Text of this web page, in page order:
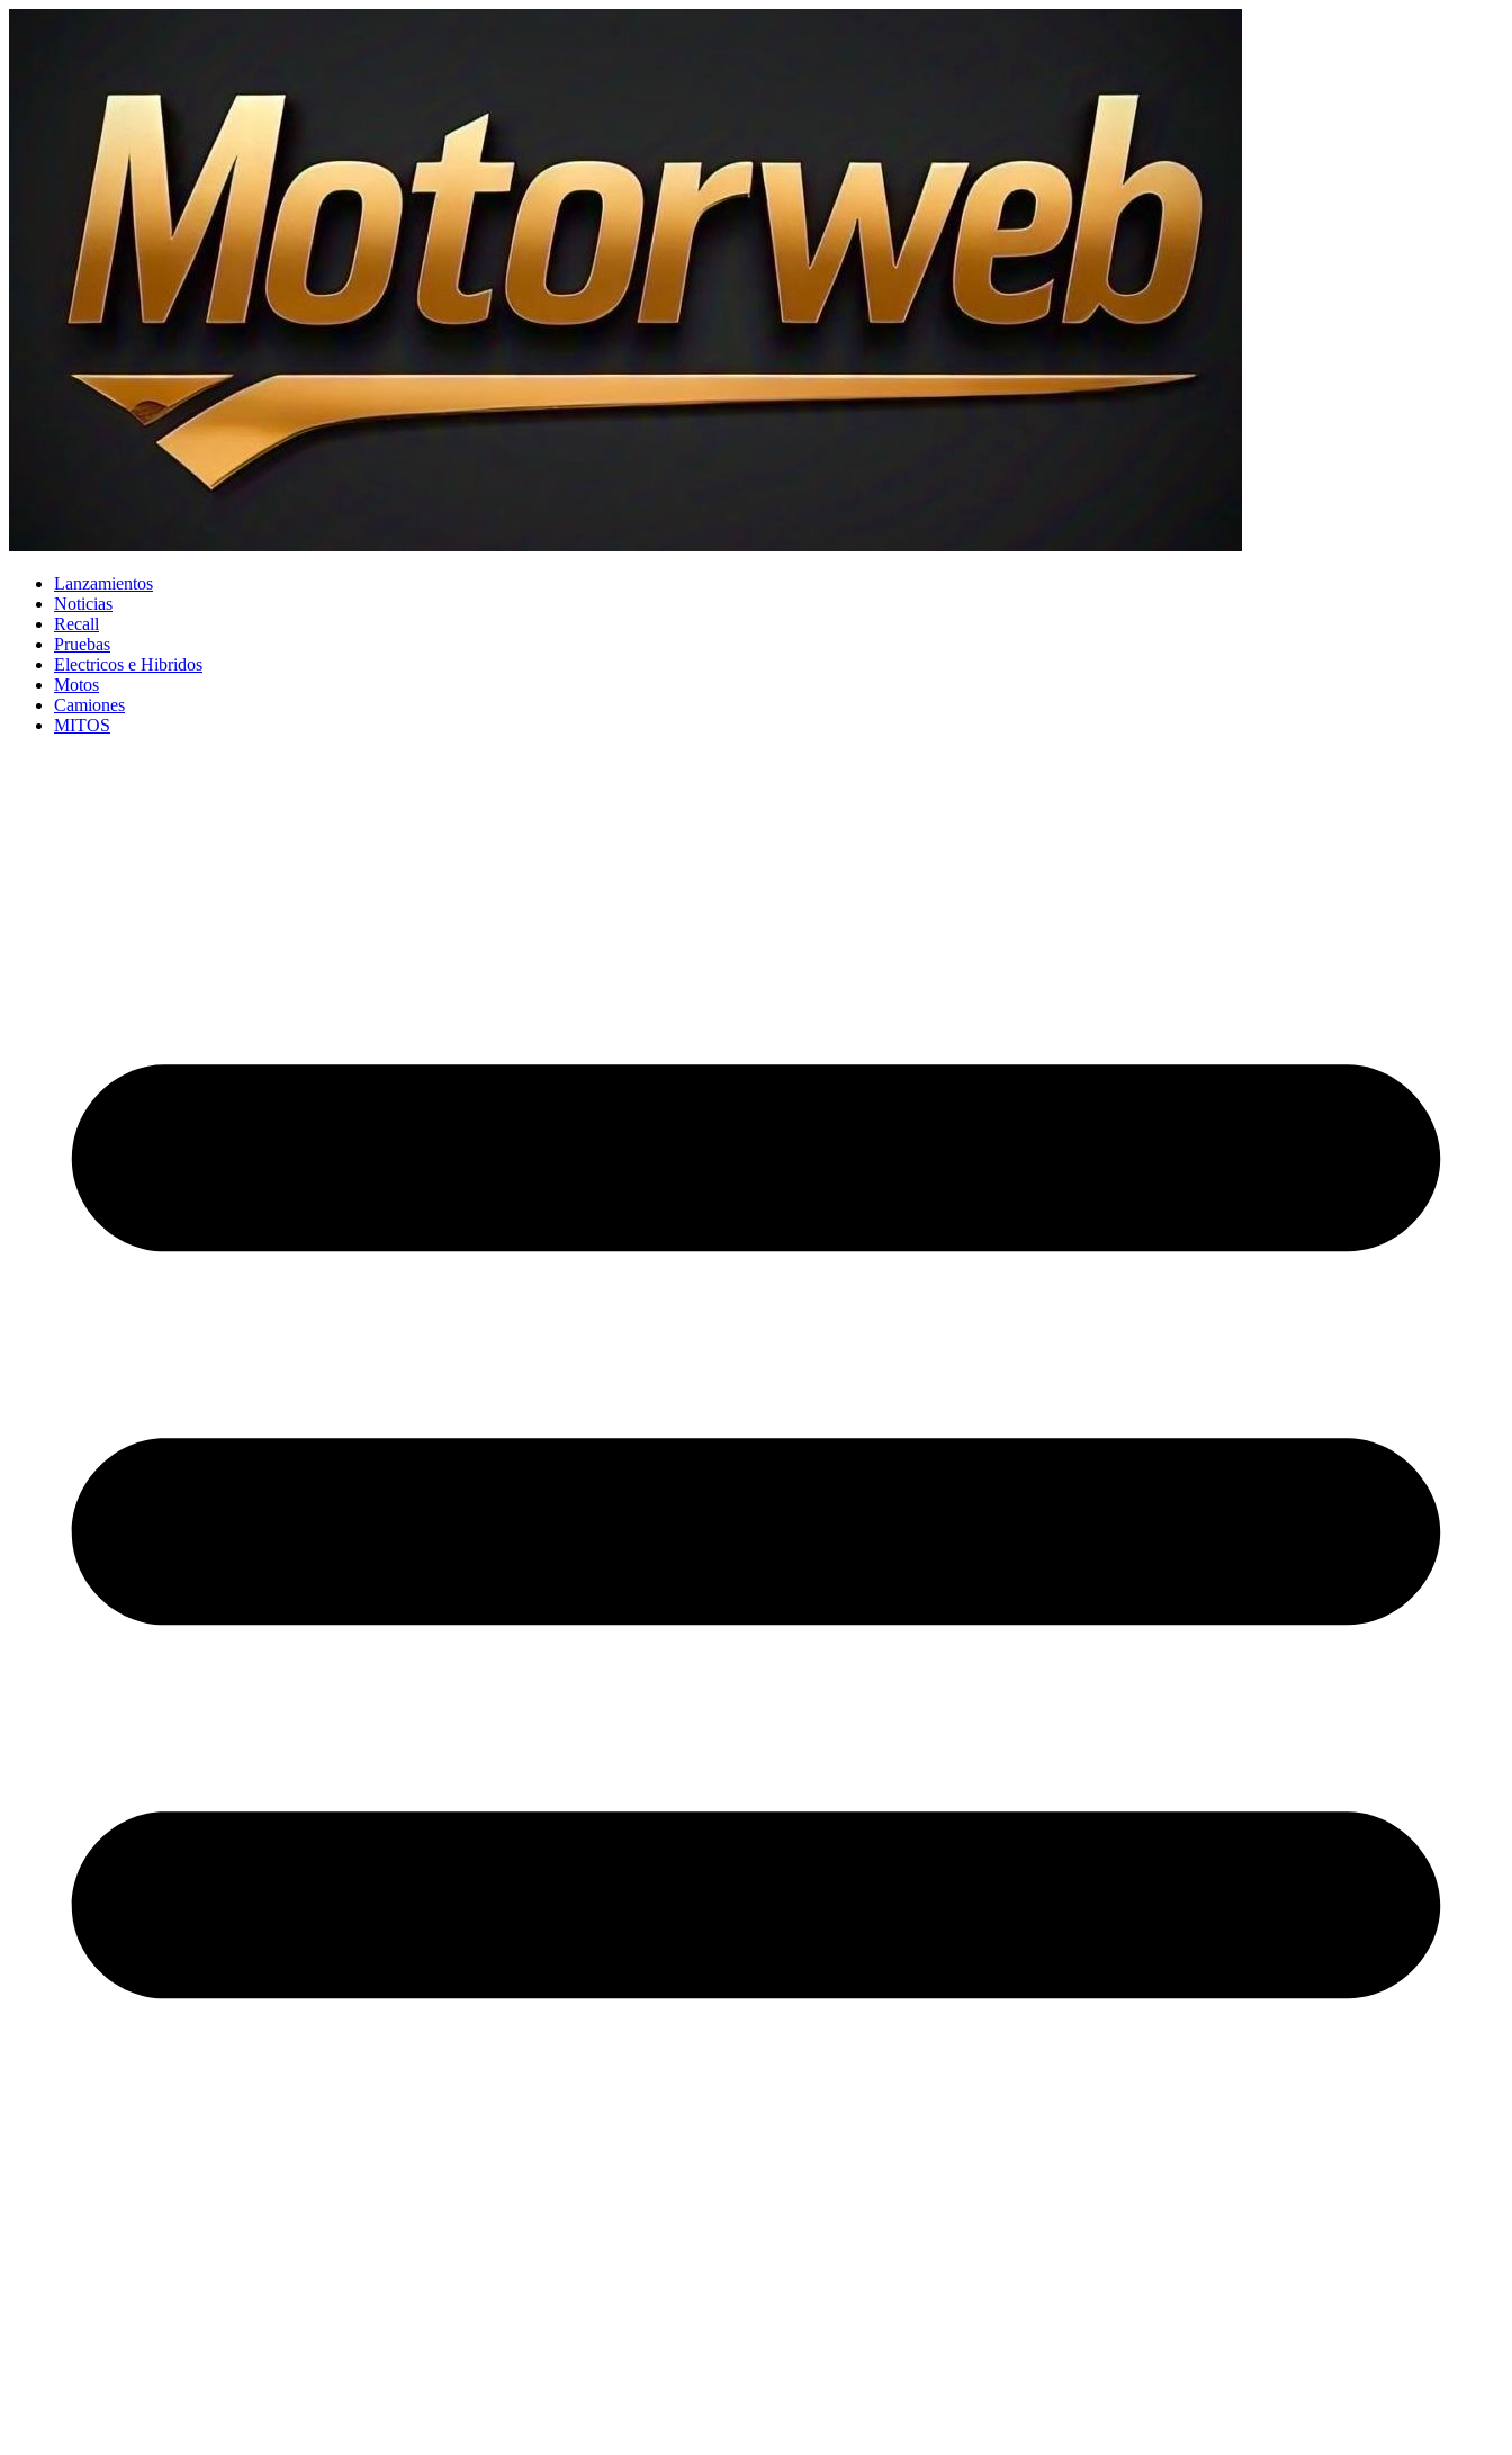
Lanzamientos
Noticias
Recall
Pruebas
Electricos e Hibridos
Motos
Camiones
MITOS